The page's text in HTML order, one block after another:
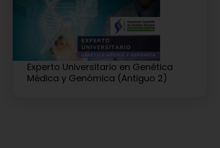
Experto Universitario en Genética
Médica y Genómica (Antiguo 2)